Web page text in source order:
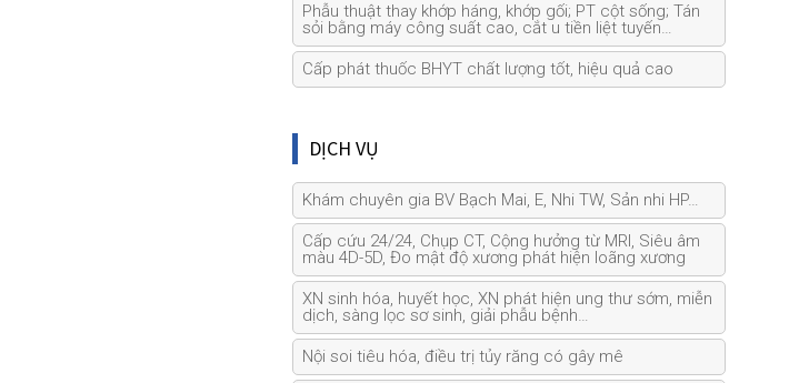
Phẫu thuật thay khớp háng, khớp gối; PT cột sống; Tán
sỏi bằng máy công suất cao, cắt u tiền liệt tuyến…
Cấp phát thuốc BHYT chất lượng tốt, hiệu quả cao
DỊCH VỤ
Khám chuyên gia BV Bạch Mai, E, Nhi TW, Sản nhi HP…
Cấp cứu 24/24, Chụp CT, Cộng hưởng từ MRI, Siêu âm
màu 4D-5D, Đo mật độ xương phát hiện loãng xương
XN sinh hóa, huyết học, XN phát hiện ung thư sớm, miễn
dịch, sàng lọc sơ sinh, giải phẫu bệnh…
Nội soi tiêu hóa, điều trị tủy răng có gây mê